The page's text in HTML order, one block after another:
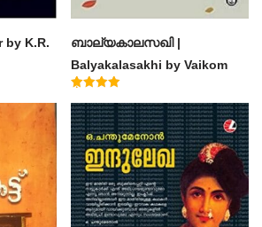
by K.R.
ബാല്യകാലസഖി |
Balyakalasakhi by Vaikom
Muhammad Basheer
4.60
out of 5